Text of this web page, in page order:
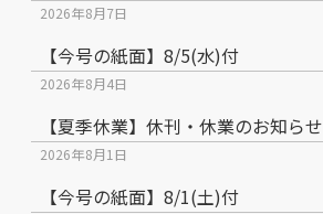
2026年8月7日
【今号の紙面】8/5(水)付
2026年8月4日
【夏季休業】休刊・休業のお知らせ
2026年8月1日
【今号の紙面】8/1(土)付